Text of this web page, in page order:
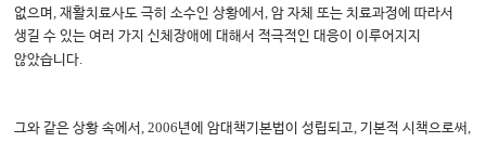
없으며,재활치료사도 극히 소수인 상황에서,암 자체 또는 치료과정에 따라서
생길 수 있는 여러 가지 신체장애에 대해서 적극적인 대응이 이루어지지
않았습니다.
그와 같은 상황 속에서, 2006년에 암대책기본법이 성립되고,기본적 시책으로써,